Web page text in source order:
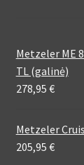
Metzeler ME
TL (galinė)
278,95 €
Metzeler
205,95 €